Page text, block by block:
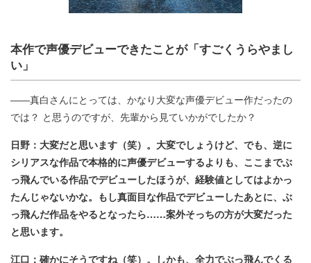
本作で声優デビューできたことが「すごくうらやまし
い」
――真白さんにとっては、かなり大変な声優デビュー作だったの
では？ と思うのですが、先輩から見ていかがでしたか？
日野：大変だと思います（笑）。大変でしょうけど、でも、逆に
シリアスな作品で本格的に声優デビューするよりも、ここまでぶ
っ飛んでいる作品でデビューしたほうが、経験値としてはよかっ
たんじゃないかな。もし真面目な作品でデビューしたあとに、ぶ
っ飛んだ作品をやるとなったら……案外そっちの方が大変だった
と思います。
江口：確かにそうですね（笑）。しかも、全力でぶっ飛んでくる